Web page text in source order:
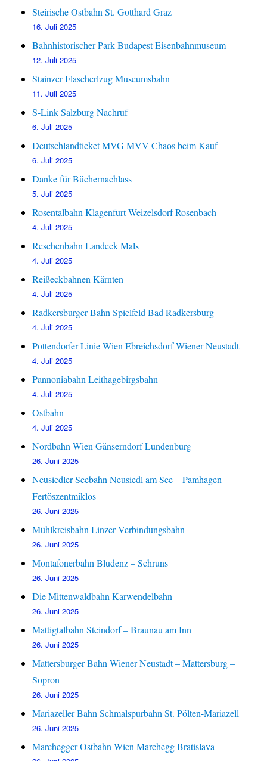
Steirische Ostbahn St. Gotthard Graz
16. Juli 2025
Bahnhistorischer Park Budapest Eisenbahnmuseum
12. Juli 2025
Stainzer Flascherlzug Museumsbahn
11. Juli 2025
S-Link Salzburg Nachruf
6. Juli 2025
Deutschlandticket MVG MVV Chaos beim Kauf
6. Juli 2025
Danke für Büchernachlass
5. Juli 2025
Rosentalbahn Klagenfurt Weizelsdorf Rosenbach
4. Juli 2025
Reschenbahn Landeck Mals
4. Juli 2025
Reißeckbahnen Kärnten
4. Juli 2025
Radkersburger Bahn Spielfeld Bad Radkersburg
4. Juli 2025
Pottendorfer Linie Wien Ebreichsdorf Wiener Neustadt
4. Juli 2025
Pannoniabahn Leithagebirgsbahn
4. Juli 2025
Ostbahn
4. Juli 2025
Nordbahn Wien Gänserndorf Lundenburg
26. Juni 2025
Neusiedler Seebahn Neusiedl am See – Pamhagen-
Fertöszentmiklos
26. Juni 2025
Mühlkreisbahn Linzer Verbindungsbahn
26. Juni 2025
Montafonerbahn Bludenz – Schruns
26. Juni 2025
Die Mittenwaldbahn Karwendelbahn
26. Juni 2025
Mattigtalbahn Steindorf – Braunau am Inn
26. Juni 2025
Mattersburger Bahn Wiener Neustadt – Mattersburg –
Sopron
26. Juni 2025
Mariazeller Bahn Schmalspurbahn St. Pölten-Mariazell
26. Juni 2025
Marchegger Ostbahn Wien Marchegg Bratislava